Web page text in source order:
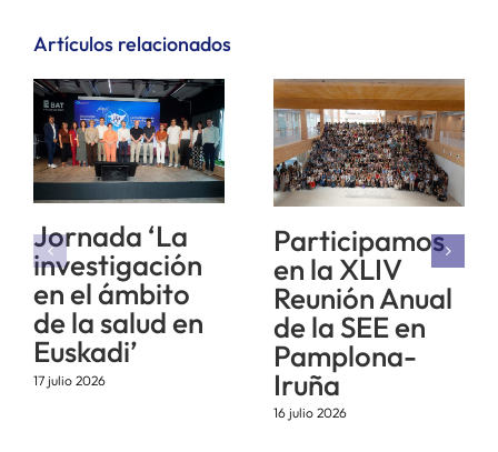
Artículos relacionados
Jornada ‘La
investigación
en el ámbito
de la salud en
Euskadi’
17 julio 2026
Participamos
en la XLIV
Reunión Anual
de la SEE en
Pamplona-
Iruña
16 julio 2026